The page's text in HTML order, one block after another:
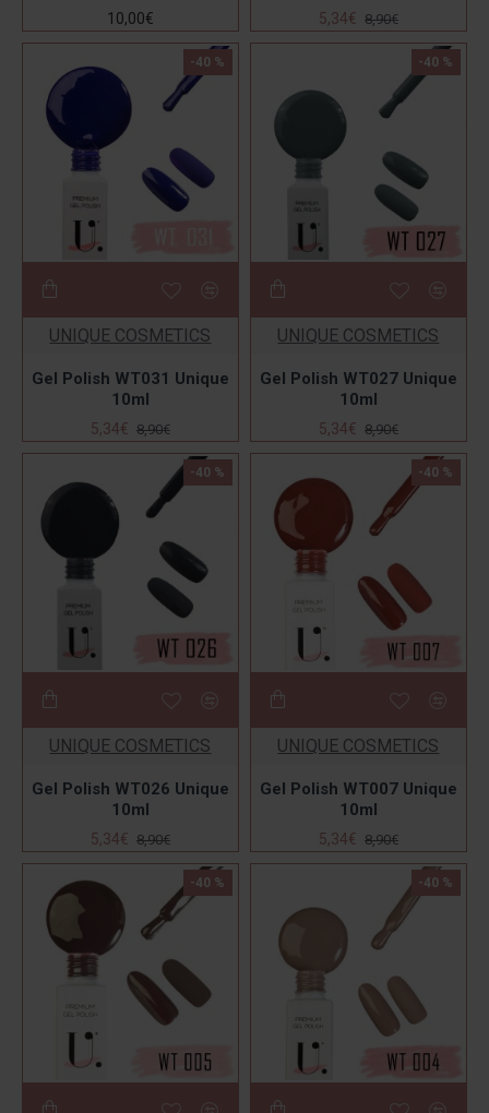
10,00€ 5,34€ 8,90€
-40 %
UNIQUE COSMETICS
Gel Polish WT031 Unique
10ml
5,34€ 8,90€
-40 %
UNIQUE COSMETICS
Gel Polish WT027 Unique
10ml
5,34€ 8,90€
-40 %
UNIQUE COSMETICS
Gel Polish WT026 Unique
10ml
5,34€ 8,90€
-40 %
UNIQUE COSMETICS
Gel Polish WT007 Unique
10ml
5,34€ 8,90€
-40 % -40 %